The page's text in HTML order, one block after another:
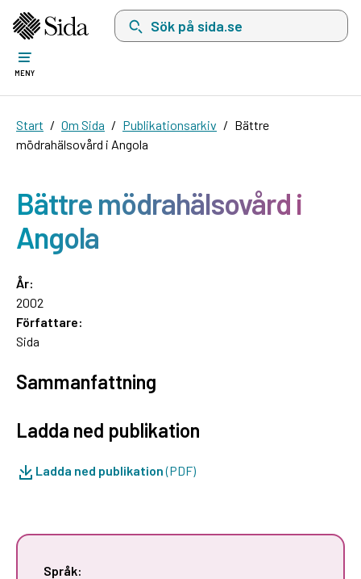
Sök på sida.se, sökförslag kommer att visas
MENY
Start Om Sida Publikationsarkiv
Bättre
mödrahälsovård i Angola
Bättre mödrahälsovård i
Angola
År:
2002
Författare:
Sida
Sammanfattning
Ladda ned publikation
Ladda ned publikation(PDF)
Språk: